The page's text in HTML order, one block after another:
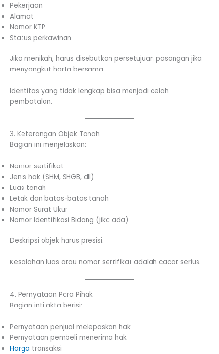
Pekerjaan
Alamat
Nomor KTP
Status perkawinan
Jika menikah, harus disebutkan persetujuan pasangan jika
menyangkut harta bersama.
Identitas yang tidak lengkap bisa menjadi celah
pembatalan.
3. Keterangan Objek Tanah
Bagian ini menjelaskan:
Nomor sertifikat
Jenis hak (SHM, SHGB, dll)
Luas tanah
Letak dan batas-batas tanah
Nomor Surat Ukur
Nomor Identifikasi Bidang (jika ada)
Deskripsi objek harus presisi.
Kesalahan luas atau nomor sertifikat adalah cacat serius.
4. Pernyataan Para Pihak
Bagian inti akta berisi:
Pernyataan penjual melepaskan hak
Pernyataan pembeli menerima hak
Harga transaksi